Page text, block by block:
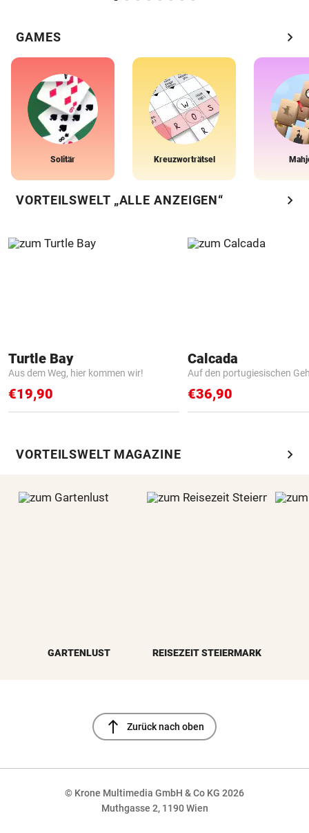
GAMES chevron_right
Solitär Kreuzworträtsel
VORTEILSWELT „ALLE ANZEIGEN“ chevron_right
Turtle Bay
Aus dem Weg, hier kommen wir!
€19,90
Calcada
Auf den portugiesischen
€36,90
VORTEILSWELT MAGAZINE chevron_right
GARTENLUST REISEZEIT STEIERMARK
north Zurück nach oben
© Krone Multimedia GmbH & Co KG 2026
Muthgasse 2, 1190 Wien